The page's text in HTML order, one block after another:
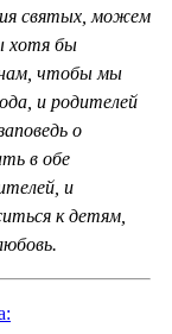
святых, можем
хотя бы
нам, чтобы мы
и родителей
о
в обе
и
к детям,